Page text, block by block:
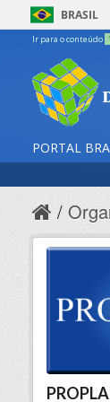
BRASIL
Ir para o conteúdo 1
PORTAL